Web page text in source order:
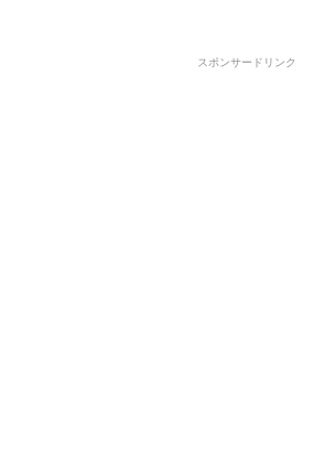
スポンサードリンク